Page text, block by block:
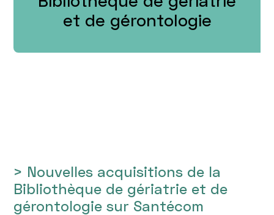
et de gérontologie
> Nouvelles acquisitions de la
Bibliothèque de gériatrie et de
gérontologie sur Santécom